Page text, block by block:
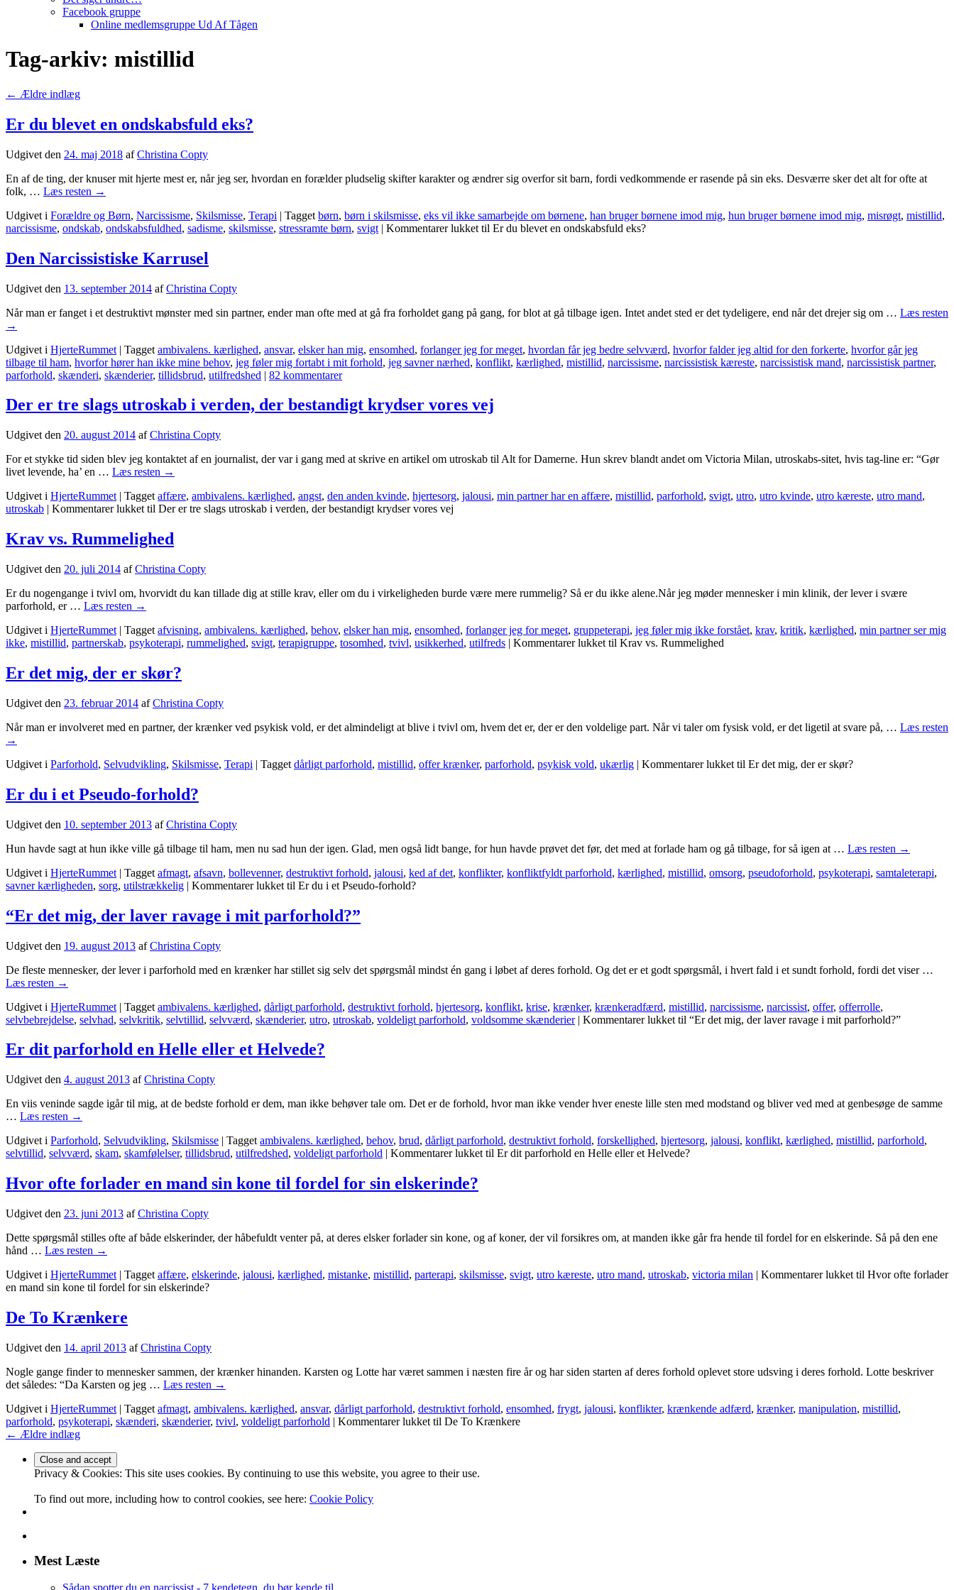
Facebook gruppe
Online medlemsgruppe Ud Af Tågen
Tag-arkiv: mistillid
← Ældre indlæg
Er du blevet en ondskabsfuld eks?
Udgivet den 24. maj 2018 af Christina Copty
En af de ting, der knuser mit hjerte mest er, når jeg ser, hvordan en forælder pludselig skifter karakter og ændrer sig overfor sit barn, fordi vedkommende er rasende på sin eks. Desværre sker det alt for ofte at
folk, … Læs resten →
Udgivet i Forældre og Børn, Narcissisme, Skilsmisse, Terapi | Tagget børn, børn i skilsmisse, eks vil ikke samarbejde om børnene, han bruger børnene imod mig, hun bruger børnene imod mig, misrøgt, mistillid,
narcissisme, ondskab, ondskabsfuldhed, sadisme, skilsmisse, stressramte børn, svigt | Kommentarer lukket til Er du blevet en ondskabsfuld eks?
Den Narcissistiske Karrusel
Udgivet den 13. september 2014 af Christina Copty
Når man er fanget i et destruktivt mønster med sin partner, ender man ofte med at gå fra forholdet gang på gang, for blot at gå tilbage igen. Intet andet sted er det tydeligere, end når det drejer sig om … Læs resten
→
Udgivet i HjerteRummet | Tagget ambivalens. kærlighed, ansvar, elsker han mig, ensomhed, forlanger jeg for meget, hvordan får jeg bedre selvværd, hvorfor falder jeg altid for den forkerte, hvorfor går jeg
tilbage til ham, hvorfor hører han ikke mine behov, jeg føler mig fortabt i mit forhold, jeg savner nærhed, konflikt, kærlighed, mistillid, narcissisme, narcissistisk kæreste, narcissistisk mand, narcissistisk partner,
parforhold, skænderi, skænderier, tillidsbrud, utilfredshed | 82 kommentarer
Der er tre slags utroskab i verden, der bestandigt krydser vores vej
Udgivet den 20. august 2014 af Christina Copty
For et stykke tid siden blev jeg kontaktet af en journalist, der var i gang med at skrive en artikel om utroskab til Alt for Damerne. Hun skrev blandt andet om Victoria Milan, utroskabs-sitet, hvis tag-line er: “Gør
livet levende, ha’ en … Læs resten →
Udgivet i HjerteRummet | Tagget affære, ambivalens. kærlighed, angst, den anden kvinde, hjertesorg, jalousi, min partner har en affære, mistillid, parforhold, svigt, utro, utro kvinde, utro kæreste, utro mand,
utroskab | Kommentarer lukket til Der er tre slags utroskab i verden, der bestandigt krydser vores vej
Krav vs. Rummelighed
Udgivet den 20. juli 2014 af Christina Copty
Er du nogengange i tvivl om, hvorvidt du kan tillade dig at stille krav, eller om du i virkeligheden burde være mere rummelig? Så er du ikke alene.Når jeg møder mennesker i min klinik, der lever i svære
parforhold, er … Læs resten →
Udgivet i HjerteRummet | Tagget afvisning, ambivalens. kærlighed, behov, elsker han mig, ensomhed, forlanger jeg for meget, gruppeterapi, jeg føler mig ikke forstået, krav, kritik, kærlighed, min partner ser mig
ikke, mistillid, partnerskab, psykoterapi, rummelighed, svigt, terapigruppe, tosomhed, tvivl, usikkerhed, utilfreds | Kommentarer lukket til Krav vs. Rummelighed
Er det mig, der er skør?
Udgivet den 23. februar 2014 af Christina Copty
Når man er involveret med en partner, der krænker ved psykisk vold, er det almindeligt at blive i tvivl om, hvem det er, der er den voldelige part. Når vi taler om fysisk vold, er det ligetil at svare på, … Læs resten
→
Udgivet i Parforhold, Selvudvikling, Skilsmisse, Terapi | Tagget dårligt parforhold, mistillid, offer krænker, parforhold, psykisk vold, ukærlig | Kommentarer lukket til Er det mig, der er skør?
Er du i et Pseudo-forhold?
Udgivet den 10. september 2013 af Christina Copty
Hun havde sagt at hun ikke ville gå tilbage til ham, men nu sad hun der igen. Glad, men også lidt bange, for hun havde prøvet det før, det med at forlade ham og gå tilbage, for så igen at … Læs resten →
Udgivet i HjerteRummet | Tagget afmagt, afsavn, bollevenner, destruktivt forhold, jalousi, ked af det, konflikter, konfliktfyldt parforhold, kærlighed, mistillid, omsorg, pseudoforhold, psykoterapi, samtaleterapi,
savner kærligheden, sorg, utilstrækkelig | Kommentarer lukket til Er du i et Pseudo-forhold?
“Er det mig, der laver ravage i mit parforhold?”
Udgivet den 19. august 2013 af Christina Copty
De fleste mennesker, der lever i parforhold med en krænker har stillet sig selv det spørgsmål mindst én gang i løbet af deres forhold. Og det er et godt spørgsmål, i hvert fald i et sundt forhold, fordi det viser …
Læs resten →
Udgivet i HjerteRummet | Tagget ambivalens. kærlighed, dårligt parforhold, destruktivt forhold, hjertesorg, konflikt, krise, krænker, krænkeradfærd, mistillid, narcissisme, narcissist, offer, offerrolle,
selvbebrejdelse, selvhad, selvkritik, selvtillid, selvværd, skænderier, utro, utroskab, voldeligt parforhold, voldsomme skænderier | Kommentarer lukket til “Er det mig, der laver ravage i mit parforhold?”
Er dit parforhold en Helle eller et Helvede?
Udgivet den 4. august 2013 af Christina Copty
En viis veninde sagde igår til mig, at de bedste forhold er dem, man ikke behøver tale om. Det er de forhold, hvor man ikke vender hver eneste lille sten med modstand og bliver ved med at genbesøge de samme
… Læs resten →
Udgivet i Parforhold, Selvudvikling, Skilsmisse | Tagget ambivalens. kærlighed, behov, brud, dårligt parforhold, destruktivt forhold, forskellighed, hjertesorg, jalousi, konflikt, kærlighed, mistillid, parforhold,
selvtillid, selvværd, skam, skamfølelser, tillidsbrud, utilfredshed, voldeligt parforhold | Kommentarer lukket til Er dit parforhold en Helle eller et Helvede?
Hvor ofte forlader en mand sin kone til fordel for sin elskerinde?
Udgivet den 23. juni 2013 af Christina Copty
Dette spørgsmål stilles ofte af både elskerinder, der håbefuldt venter på, at deres elsker forlader sin kone, og af koner, der vil forsikres om, at manden ikke går fra hende til fordel for en elskerinde. Så på den ene
hånd … Læs resten →
Udgivet i HjerteRummet | Tagget affære, elskerinde, jalousi, kærlighed, mistanke, mistillid, parterapi, skilsmisse, svigt, utro kæreste, utro mand, utroskab, victoria milan | Kommentarer lukket til Hvor ofte forlader
en mand sin kone til fordel for sin elskerinde?
De To Krænkere
Udgivet den 14. april 2013 af Christina Copty
Nogle gange finder to mennesker sammen, der krænker hinanden. Karsten og Lotte har været sammen i næsten fire år og har siden starten af deres forhold oplevet store udsving i deres forhold. Lotte beskriver
det således: “Da Karsten og jeg … Læs resten →
Udgivet i HjerteRummet | Tagget afmagt, ambivalens. kærlighed, ansvar, dårligt parforhold, destruktivt forhold, ensomhed, frygt, jalousi, konflikter, krænkende adfærd, krænker, manipulation, mistillid,
parforhold, psykoterapi, skænderi, skænderier, tvivl, voldeligt parforhold | Kommentarer lukket til De To Krænkere
← Ældre indlæg
Privacy & Cookies: This site uses cookies. By continuing to use this website, you agree to their use.
To find out more, including how to control cookies, see here: Cookie Policy
Mest Læste